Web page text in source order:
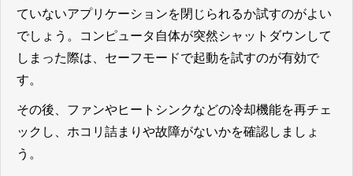
ていないアプリケーションを閉じられるか試すのがよい
でしょう。コンピュータ自体が突然シャットダウンして
しまった際は、セーフモードで起動を試すのが有効で
す。
その後、ファンやヒートシンクなどの冷却機能を再チェ
ックし、ホコリ詰まりや故障がないかを確認しましょ
う。